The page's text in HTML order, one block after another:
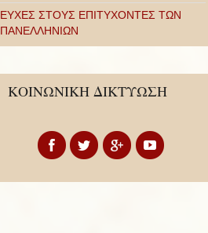
ΕΥΧΕΣ ΣΤΟΥΣ ΕΠΙΤΥΧΟΝΤΕΣ ΤΩΝ
ΠΑΝΕΛΛΗΝΙΩΝ
ΚΟΙΝΩΝΙΚΗ ΔΙΚΤΥΩΣΗ